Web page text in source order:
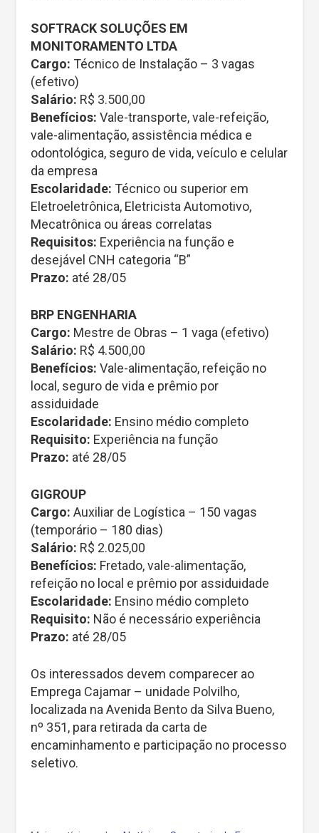
SOFTRACK SOLUÇÕES EM
MONITORAMENTO LTDA
Cargo: Técnico de Instalação – 3 vagas
(efetivo)
Salário: R$ 3.500,00
Benefícios: Vale-transporte, vale-refeição,
vale-alimentação, assistência médica e
odontológica, seguro de vida, veículo e celular
da empresa
Escolaridade: Técnico ou superior em
Eletroeletrônica, Eletricista Automotivo,
Mecatrônica ou áreas correlatas
Requisitos: Experiência na função e
desejável CNH categoria “B”
Prazo: até 28/05
BRP ENGENHARIA
Cargo: Mestre de Obras – 1 vaga (efetivo)
Salário: R$ 4.500,00
Benefícios: Vale-alimentação, refeição no
local, seguro de vida e prêmio por
assiduidade
Escolaridade: Ensino médio completo
Requisito: Experiência na função
Prazo: até 28/05
GIGROUP
Cargo: Auxiliar de Logística – 150 vagas
(temporário – 180 dias)
Salário: R$ 2.025,00
Benefícios: Fretado, vale-alimentação,
refeição no local e prêmio por assiduidade
Escolaridade: Ensino médio completo
Requisito: Não é necessário experiência
Prazo: até 28/05
Os interessados devem comparecer ao
Emprega Cajamar – unidade Polvilho,
localizada na Avenida Bento da Silva Bueno,
nº 351, para retirada da carta de
encaminhamento e participação no processo
seletivo.